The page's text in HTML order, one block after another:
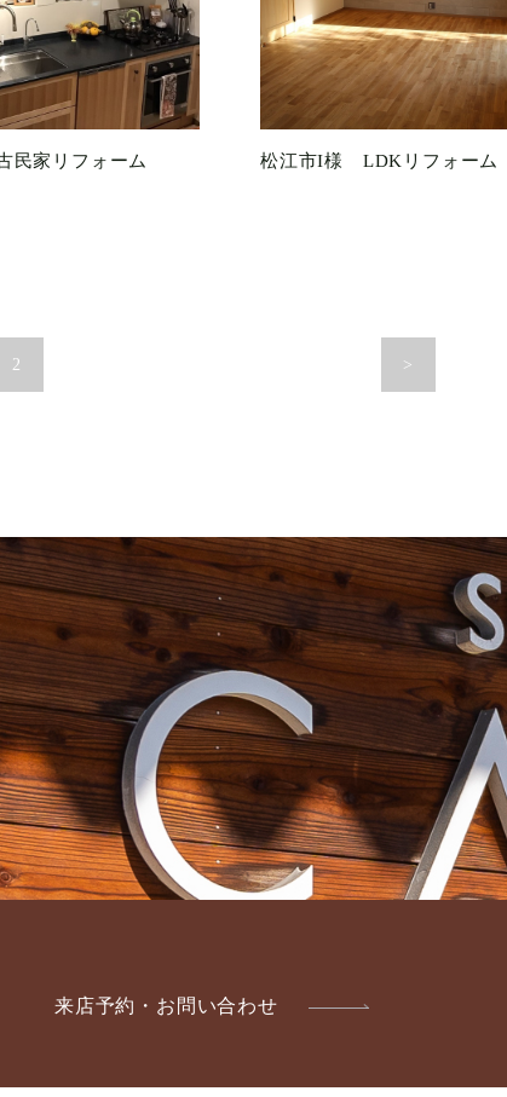
家リフォーム 松江市I様 LDKリフォーム
2 >
来店予約・お問い合わせ